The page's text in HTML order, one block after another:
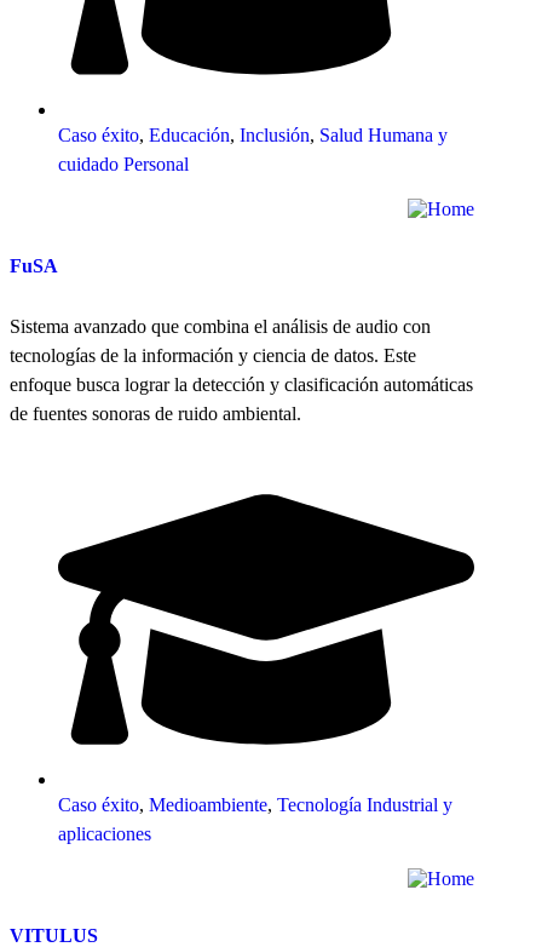
Caso éxito, Educación, Inclusión, Salud Humana y
cuidado Personal
FuSA
Sistema avanzado que combina el análisis de audio con
tecnologías de la información y ciencia de datos. Este
enfoque busca lograr la detección y clasificación automáticas
de fuentes sonoras de ruido ambiental.
Caso éxito, Medioambiente, Tecnología Industrial y
aplicaciones
VITULUS